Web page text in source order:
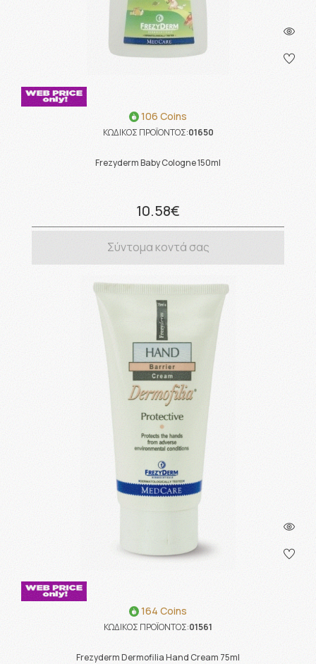
106 Coins
ΚΩΔΙΚΟΣ ΠΡΟΪΟΝΤΟΣ:01650
Frezyderm Baby Cologne 150ml
10.58€
Σύντομα κοντά σας
164 Coins
ΚΩΔΙΚΟΣ ΠΡΟΪΟΝΤΟΣ:01561
Frezyderm Dermofilia Hand Cream 75ml